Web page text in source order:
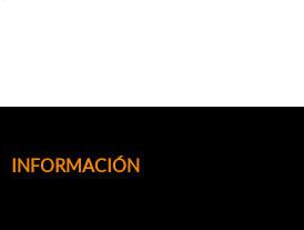
INFORMACIÓN